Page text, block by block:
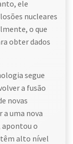
ele
nucleares
o que
obter dados
segue
a fusão
novas
uma nova
apontou o
alto nível